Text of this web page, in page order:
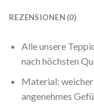
REZENSIONEN (0)
Alle unsere
nach höchsten
Material: weicher
angenehmes